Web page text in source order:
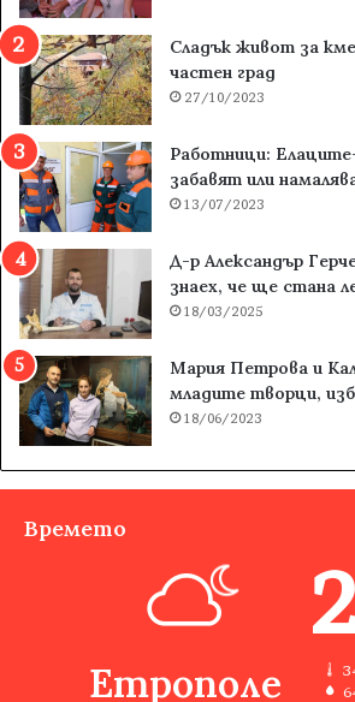
Сладък живот за
частен град
27/10/2023
Работници:
забавят или
13/07/2023
Д-р Александър
знаех, че ще стана
18/03/2025
Мария Петрова и
младите творци,
18/06/2023
Времето
Етрополе